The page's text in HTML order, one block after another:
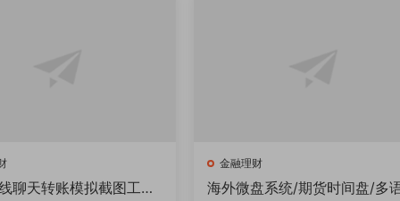
聊天转账模拟截图工具
金融理财
海外微盘系统/期货时间盘/多